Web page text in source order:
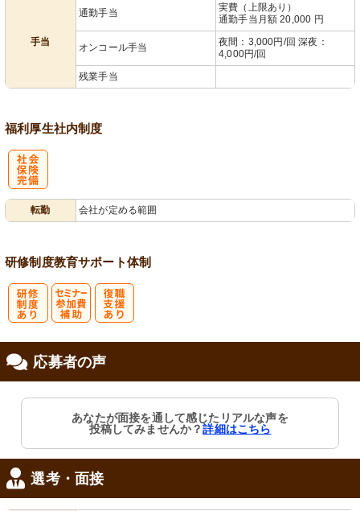
手当
通勤手当
実費（上限あり）
通勤手当月額 20,000 円
オンコール手当
夜間：3,000円/回 深夜：
4,000円/回
残業手当
福利厚生社内制度
転勤 会社が定める範囲
研修制度教育サポート体制
応募者の声
あなたが面接を通して感じたリアルな声を
投稿してみませんか？詳細はこちら
選考・面接